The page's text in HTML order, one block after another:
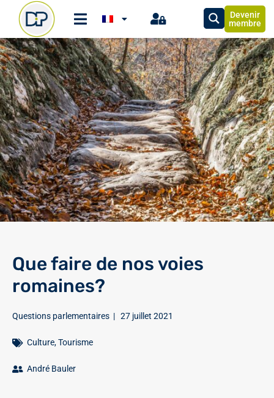
Devenir
membre
Que faire de nos voies
romaines?
Questions parlementaires | 27 juillet 2021
Culture,Tourisme
André Bauler